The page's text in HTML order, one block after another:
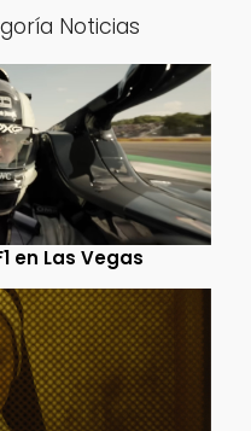
Noticias
en Las Vegas